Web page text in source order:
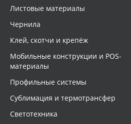
Листовые материалы
Чернила
Клей, скотчи и крепёж
Мобильные конструкции и POS-
материалы
Профильные системы
Сублимация и термотрансфер
Светотехника